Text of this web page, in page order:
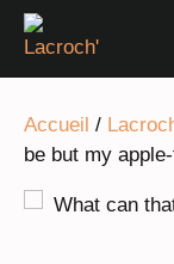
Aller
contenu
Accueil /
be but my